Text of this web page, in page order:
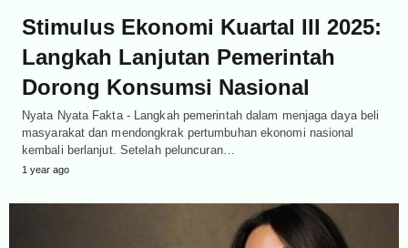
Stimulus Ekonomi Kuartal III 2025:
Langkah Lanjutan Pemerintah
Dorong Konsumsi Nasional
Nyata Nyata Fakta - Langkah pemerintah dalam menjaga daya beli
masyarakat dan mendongkrak pertumbuhan ekonomi nasional
kembali berlanjut. Setelah peluncuran…
1 year ago